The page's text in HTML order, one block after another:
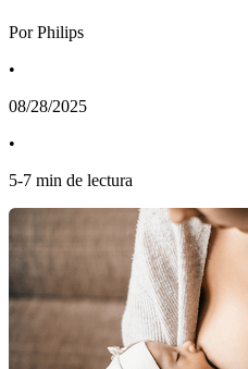
Por Philips
•
08/28/2025
•
5-7 min de lectura